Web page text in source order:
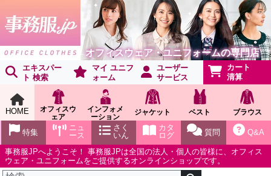
オフィスウェア・ユニフォームの専門店
エキスパー
ト 検索
マイ ユニフ
ォーム
ユーザー
サービス
カート
清算
HOME
オフィスウ
ェア
インフォメ
ーション
ショールー
ム
ジャケット ベスト ブラウス
Q&A
質問
カタ
ログ
さく
いん
ニュ
ース
特集
事務服JPへようこそ！ 事務服JPは全国の法人・個人の皆様に、オフィス
ウェア・ユニフォームをご提供するオンラインショップです。